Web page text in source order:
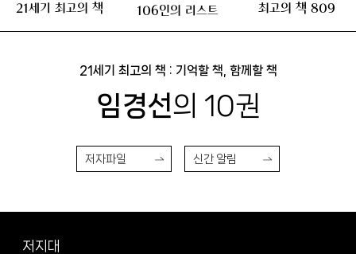
21세기 최고의 책 106인의 리스트 최고의 책 809
21세기 최고의 책 : 기억할 책, 함께할 책
임경선의 10권
저자파일 신간 알림
저지대